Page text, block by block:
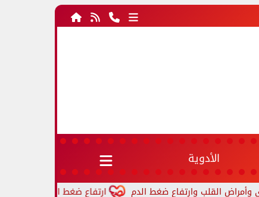
الأدوية
ارتفاع ضغط الدم أثناء النوم.. أسباب